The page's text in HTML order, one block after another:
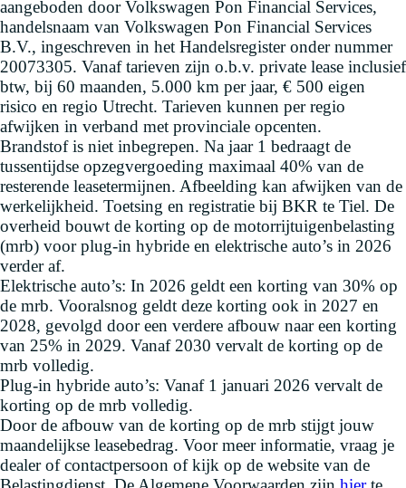
aangeboden door Volkswagen Pon Financial Services,
handelsnaam van Volkswagen Pon Financial Services
B.V., ingeschreven in het Handelsregister onder nummer
20073305. Vanaf tarieven zijn o.b.v. private lease inclusief
btw, bij 60 maanden, 5.000 km per jaar, € 500 eigen
risico en regio Utrecht. Tarieven kunnen per regio
afwijken in verband met provinciale opcenten.
Brandstof is niet inbegrepen. Na jaar 1 bedraagt de
tussentijdse opzegvergoeding maximaal 40% van de
resterende leasetermijnen. Afbeelding kan afwijken van de
werkelijkheid. Toetsing en registratie bij BKR te Tiel. De
overheid bouwt de korting op de motorrijtuigenbelasting
(mrb) voor plug-in hybride en elektrische auto’s in 2026
verder af.
Elektrische auto’s: In 2026 geldt een korting van 30% op
de mrb. Vooralsnog geldt deze korting ook in 2027 en
2028, gevolgd door een verdere afbouw naar een korting
van 25% in 2029. Vanaf 2030 vervalt de korting op de
mrb volledig.
Plug-in hybride auto’s: Vanaf 1 januari 2026 vervalt de
korting op de mrb volledig.
Door de afbouw van de korting op de mrb stijgt jouw
maandelijkse leasebedrag. Voor meer informatie, vraag je
dealer of contactpersoon of kijk op de website van de